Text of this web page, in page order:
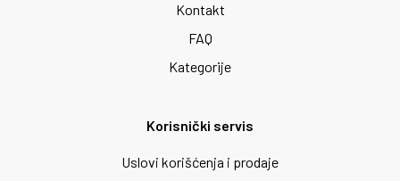
Kontakt
FAQ
Kategorije
Korisnički servis
Uslovi korišćenja i prodaje